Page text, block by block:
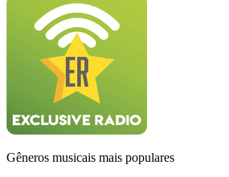
Gêneros musicais mais populares